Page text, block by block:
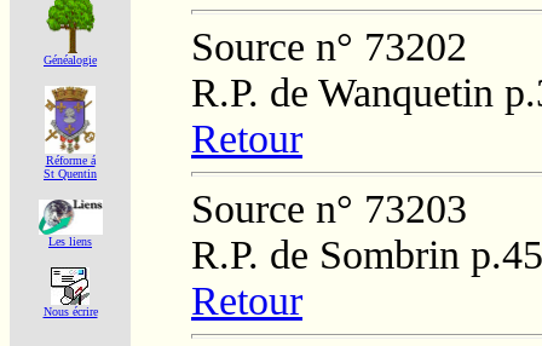
Généalogie
Réforme á
St Quentin
Les liens
Nous écrire
Source n° 73202
R.P. de Wanquetin
Retour
Source n° 73203
R.P. de Sombrin p.45
Retour